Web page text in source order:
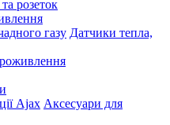
розеток
Датчики тепла,
Аксесуари для